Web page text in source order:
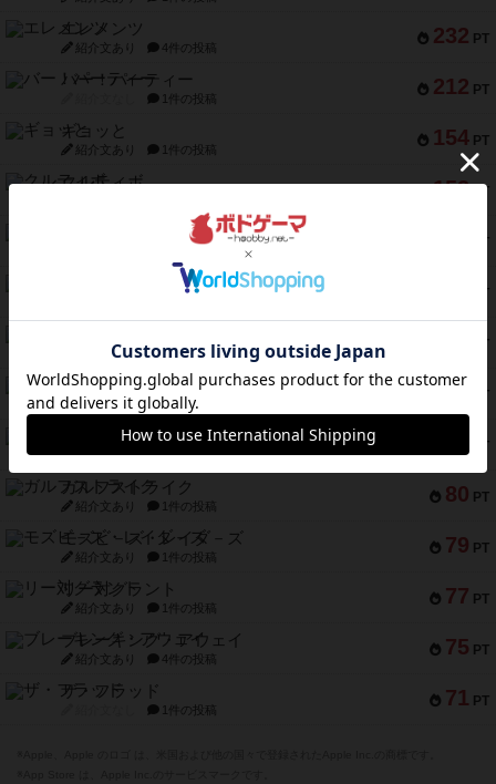
232 PT
エレメンツ
紹介文あり 4件の投稿
212 PT
バー！パーティー
1件の投稿
154 PT
ギョッと
紹介文あり 1件の投稿
152 PT
クルティボ
PT
PT
ドブル：ポケットモンスター
PT
紹介文なし 5件の投稿
94 PT
ファースト・イン・フライト
紹介文あり 3件の投稿
PT
ダイススローン
紹介文なし 1件の投稿
80 PT
ガルフストライク
紹介文あり 1件の投稿
79 PT
モズビ－ズ・レイダ－ズ
紹介文あり 1件の投稿
77 PT
リー対グラント
紹介文あり 1件の投稿
75 PT
ブレーキング・アウェイ
紹介文あり 4件の投稿
71 PT
ザ・フラッド
1件の投稿